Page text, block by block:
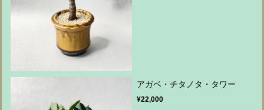
アガベ・チタノタ・タワー
¥22,000